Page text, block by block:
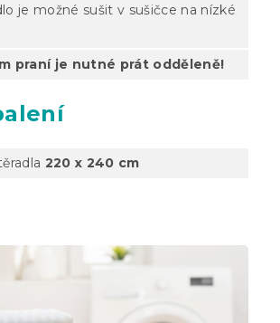
je možné sušit v sušičce na nízké
praní je nutné prát odděleně!
220 x 240 cm